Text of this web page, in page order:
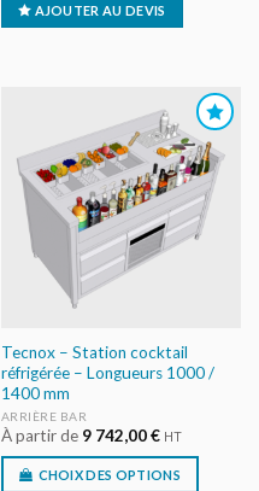
AJOUTER AU DEVIS
AJOUTER
AU DEVIS
Tecnox – Station cocktail
réfrigérée – Longueurs 1000 /
1400 mm
ARRIÈRE BAR
À partir de 9 742,00€ HT
CHOIX DES OPTIONS